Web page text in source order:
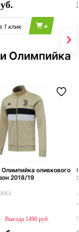
+
Олимпийка
оливкового
2018/19
1490